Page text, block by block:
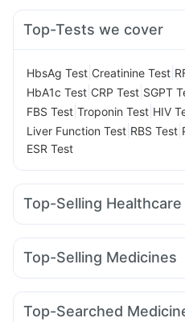
Top-Tests we cover
HbsAg Test Creatinine Test
HbA1c Test CRP Test SGPT
FBS Test Troponin Test HIV
Liver Function Test RBS Test
ESR Test
Top-Selling
Prohance Nutrition Drink
I Pill Contraceptive Pill
Cremaffin Syrup
Depura
Top-Selling Medicines
Cilacar 10 Erly 6mg
Mounjaro 7.5mg Rybelsus
Top-Searched